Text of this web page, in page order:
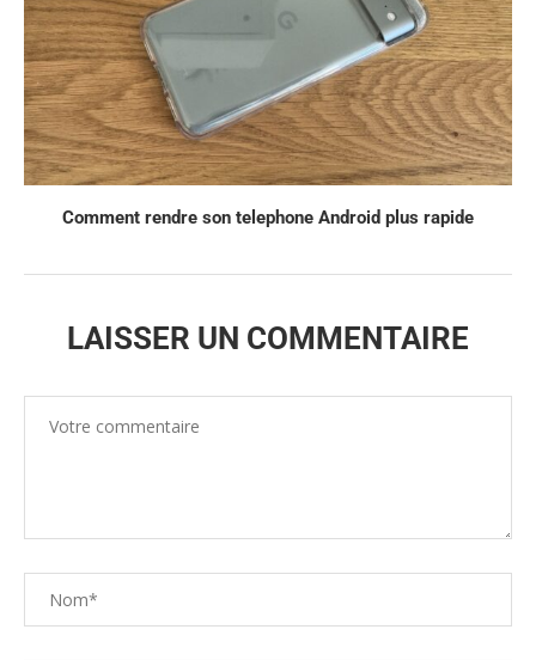
Comment rendre son telephone Android plus rapide
LAISSER UN COMMENTAIRE